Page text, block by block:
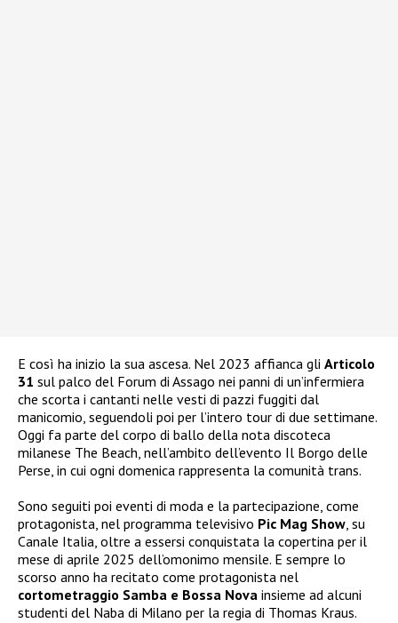
E così ha inizio la sua ascesa. Nel 2023 affianca gli Articolo
31 sul palco del Forum di Assago nei panni di un’infermiera
che scorta i cantanti nelle vesti di pazzi fuggiti dal
manicomio, seguendoli poi per l’intero tour di due settimane.
Oggi fa parte del corpo di ballo della nota discoteca
milanese The Beach, nell’ambito dell’evento Il Borgo delle
Perse, in cui ogni domenica rappresenta la comunità trans.
Sono seguiti poi eventi di moda e la partecipazione, come
protagonista, nel programma televisivo Pic Mag Show, su
Canale Italia, oltre a essersi conquistata la copertina per il
mese di aprile 2025 dell’omonimo mensile. E sempre lo
scorso anno ha recitato come protagonista nel
cortometraggio Samba e Bossa Nova insieme ad alcuni
studenti del Naba di Milano per la regia di Thomas Kraus.